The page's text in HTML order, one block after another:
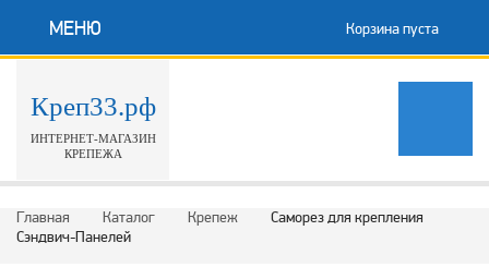
МЕНЮ Корзина пуста
Креп33.рф
ИНТЕРНЕТ-МАГАЗИН
КРЕПЕЖА
Главная Каталог Крепеж
Саморез для крепления
Сэндвич-Панелей